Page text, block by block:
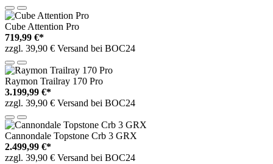
Cube Attention Pro
719,99 €*
zzgl. 39,90 € Versand bei BOC24
Raymon Trailray 170 Pro
3.199,99 €*
zzgl. 39,90 € Versand bei BOC24
Cannondale Topstone Crb 3 GRX
2.499,99 €*
zzgl. 39,90 € Versand bei BOC24